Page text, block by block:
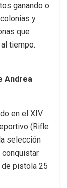
ganando o
y
que
tiempo.
Andrea
en el XIV
(Rifle
selección
conquistar
pistola 25